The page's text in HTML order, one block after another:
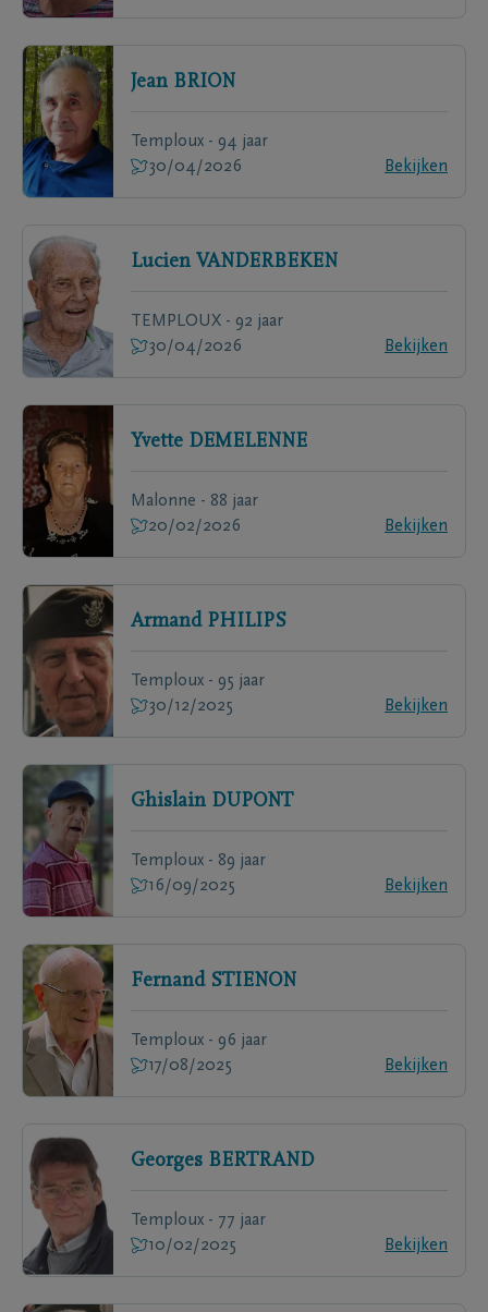
Jean BRION
Temploux - 94 jaar
30/04/2026
Bekijken
Lucien VANDERBEKEN
TEMPLOUX - 92 jaar
30/04/2026
Bekijken
Yvette DEMELENNE
Malonne - 88 jaar
20/02/2026
Bekijken
Armand PHILIPS
Temploux - 95 jaar
30/12/2025
Bekijken
Ghislain DUPONT
Temploux - 89 jaar
16/09/2025
Bekijken
Fernand STIENON
Temploux - 96 jaar
17/08/2025
Bekijken
Georges BERTRAND
Temploux - 77 jaar
10/02/2025
Bekijken